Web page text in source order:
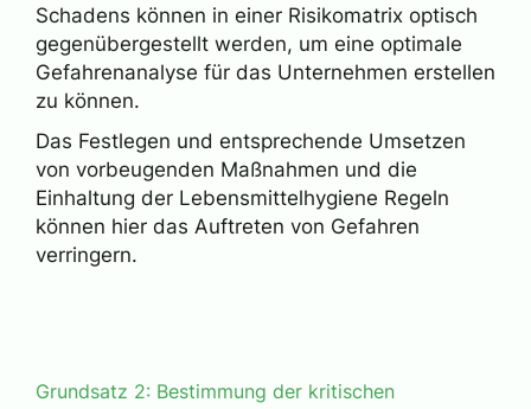
Schadens können in einer Risikomatrix optisch
gegenübergestellt werden, um eine optimale
Gefahrenanalyse für das Unternehmen erstellen
zu können.
Das Festlegen und entsprechende Umsetzen
von vorbeugenden Maßnahmen und die
Einhaltung der Lebensmittelhygiene Regeln
können hier das Auftreten von Gefahren
verringern.
Grundsatz 2: Bestimmung der kritischen